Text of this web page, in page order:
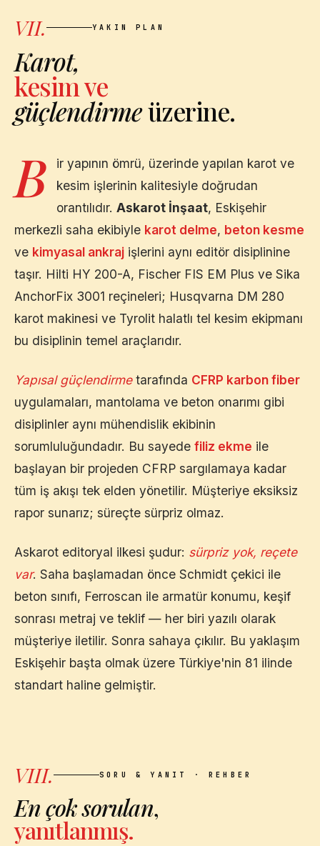
VII. YAKIN PLAN
Karot,
kesim ve
güçlendirmeüzerine.
B
ir yapının ömrü, üzerinde yapılan karot ve
kesim işlerinin kalitesiyle doğrudan
orantılıdır. Askarot İnşaat, Eskişehir
merkezli saha ekibiyle karot delme, beton kesme
ve kimyasal ankraj işlerini aynı editör disiplinine
taşır. Hilti HY 200-A, Fischer FIS EM Plus ve Sika
AnchorFix 3001 reçineleri; Husqvarna DM 280
karot makinesi ve Tyrolit halatlı tel kesim ekipmanı
bu disiplinin temel araçlarıdır.
Yapısal güçlendirmetarafında CFRP karbon fiber
uygulamaları, mantolama ve beton onarımı gibi
disiplinler aynı mühendislik ekibinin
sorumluluğundadır. Bu sayede filiz ekme ile
başlayan bir projeden CFRP sargılamaya kadar
tüm iş akışı tek elden yönetilir. Müşteriye eksiksiz
rapor sunarız; süreçte sürpriz olmaz.
Askarot editoryal ilkesi şudur: sürpriz yok, reçete
var. Saha başlamadan önce Schmidt çekici ile
beton sınıfı, Ferroscan ile armatür konumu, keşif
sonrası metraj ve teklif — her biri yazılı olarak
müşteriye iletilir. Sonra sahaya çıkılır. Bu yaklaşım
Eskişehir başta olmak üzere Türkiye'nin 81 ilinde
standart haline gelmiştir.
VIII. SORU & YANIT · REHBER
En çok sorulan,
yanıtlanmış.